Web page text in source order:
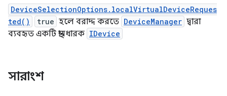
DeviceSelectionOptions.localVirtualDeviceReques
ted()
true হলে বরাদ্দ করতে DeviceManager দ্বারা
ব্যবহৃত একটি স্থানধারক IDevice
সারাংশ